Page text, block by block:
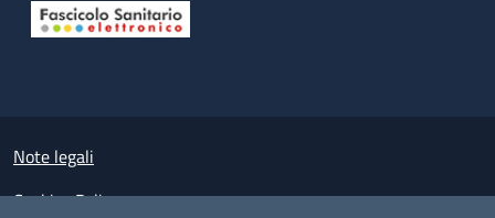
Small prints
Note legali
Cookies Policy